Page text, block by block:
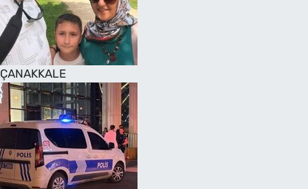
ÇANAKKALE
SAĞLIK
TV REHBERİ